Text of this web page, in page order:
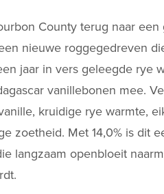
County terug naar een
nieuwe roggegedreven
jaar in vers geleegde rye
vanillebonen mee.
kruidige rye warmte,
zoetheid. Met 14,0% is dit
langzaam openbloeit